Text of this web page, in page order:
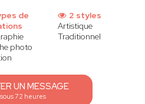
de
photo
2 styles
Artistique
Traditionnel
UN MESSAGE
72 heures